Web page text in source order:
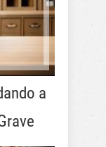
a